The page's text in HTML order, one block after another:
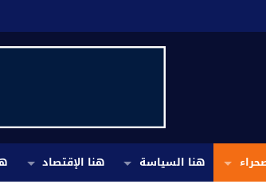
هنا السياسة هنا الإقتصاد